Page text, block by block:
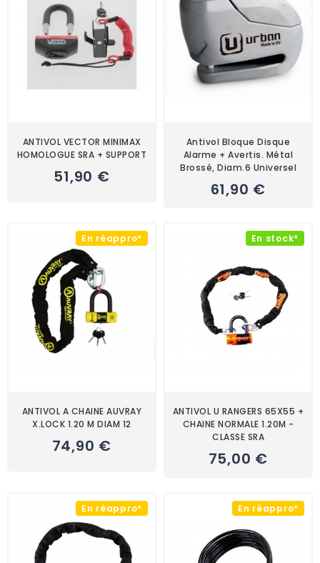
ANTIVOL VECTOR MINIMAX
HOMOLOGUE SRA + SUPPORT
51,90 €
Antivol Bloque Disque
Alarme + Avertis. Métal
Brossé, Diam.6 Universel
61,90 €
En réappro*
ANTIVOL A CHAINE AUVRAY
X.LOCK 1.20 M DIAM 12
74,90 €
En stock*
ANTIVOL U RANGERS 65X55 +
CHAINE NORMALE 1.20M -
CLASSE SRA
75,00 €
En réappro* En réappro*